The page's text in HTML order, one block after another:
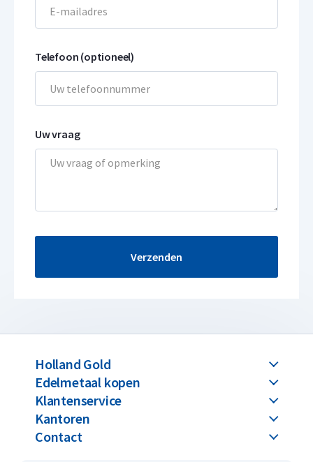
Telefoon (optioneel)
Uw vraag
Verzenden
Holland Gold
Edelmetaal kopen
Klantenservice
Kantoren
Contact